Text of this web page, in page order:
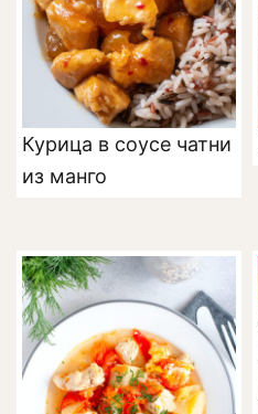
Курица в соусе чатни
из манго